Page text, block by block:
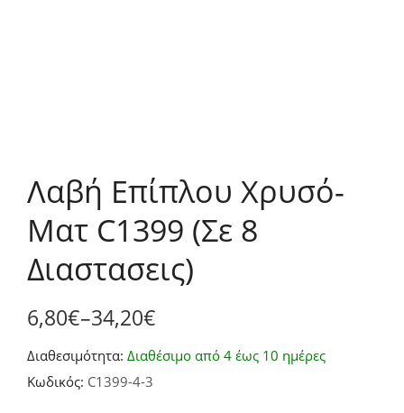
Λαβή Επίπλου Χρυσό-
Ματ C1399 (Σε 8
Διαστασεις)
6,80€–34,20€
Price
range:
6,80€
Διαθεσιμότητα: Διαθέσιμο από 4 έως 10 ημέρες
Κωδικός: C1399-4-3